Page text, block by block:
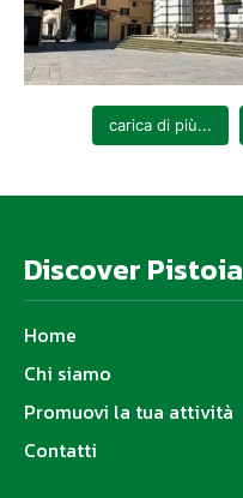
carica di più...
Discover Pistoia
Home
Chi siamo
Promuovi la tua attività
Contatti